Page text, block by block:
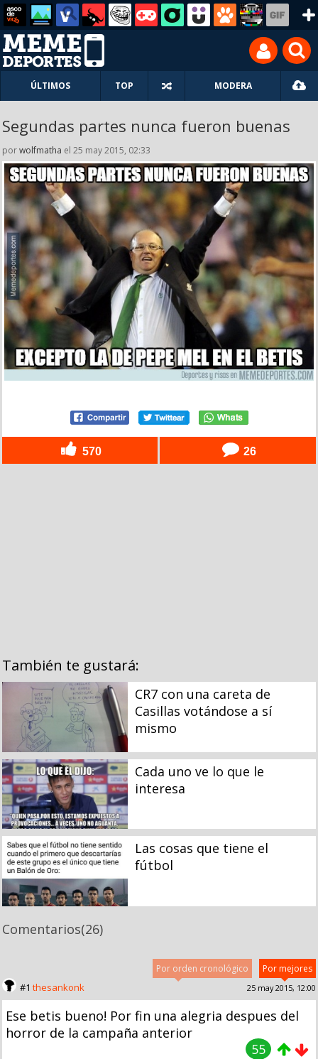
ÚLTIMOS TOP MODERA
Segundas partes nunca fueron buenas
porwolfmatha el 25 may 2015, 02:33
570 26
También te gustará:
CR7 con una careta de
Casillas votándose a sí
mismo
Cada uno ve lo que le
interesa
Las cosas que tiene el
fútbol
Comentarios(26)
Por mejores
Por orden cronológico
#1 thesankonk 25 may 2015, 12:00
Ese betis bueno! Por fin una alegria despues del
horror de la campaña anterior
55